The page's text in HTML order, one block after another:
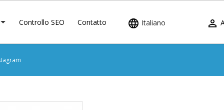
Controllo SEO Contatto  Italiano 